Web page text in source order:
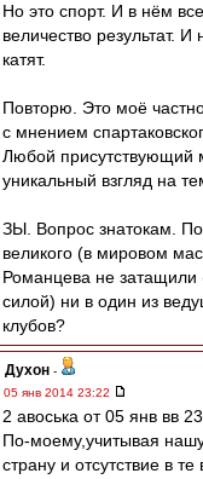
Но это спорт. И в нём
величество результат. И
катят.
Повторю. Это моё
с мнением
Любой присутствующий
уникальный взгляд на
ЗЫ. Вопрос знатокам.
великого (в мировом
Романцева не затащили
силой) ни в один из
клубов?
Духон -
05 янв 2014 23:22
2 авоська от 05 янв вв
По-моему,учитывая
страну и отсутствие в